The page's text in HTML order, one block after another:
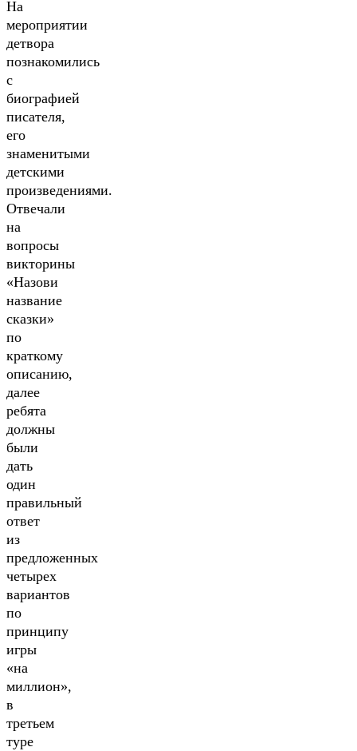
На
мероприятии
детвора
познакомились
с
биографией
писателя,
его
знаменитыми
детскими
произведениями.
Отвечали
на
вопросы
викторины
«Назови
название
сказки»
по
краткому
описанию,
далее
ребята
должны
были
дать
один
правильный
ответ
из
предложенных
четырех
вариантов
по
принципу
игры
«на
миллион»,
в
третьем
туре